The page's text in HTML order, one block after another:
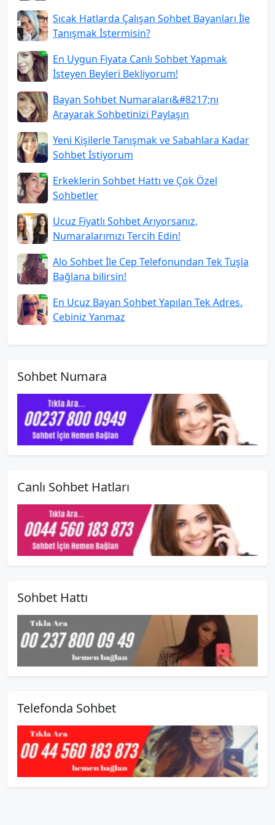
Sıcak Hatlarda Çalışan Sohbet Bayanları İle
Tanışmak İstermisin?
En Uygun Fiyata Canlı Sohbet Yapmak
İsteyen Beyleri Bekliyorum!
Bayan Sohbet Numaraları&#8217;nı
Arayarak Sohbetinizi Paylaşın
Yeni Kişilerle Tanışmak ve Sabahlara Kadar
Sohbet İstiyorum
Erkeklerin Sohbet Hattı ve Çok Özel
Sohbetler
Ucuz Fiyatlı Sohbet Arıyorsanız,
Numaralarımızı Tercih Edin!
Alo Sohbet İle Cep Telefonundan Tek Tuşla
Bağlana bilirsin!
En Ucuz Bayan Sohbet Yapılan Tek Adres.
Cebiniz Yanmaz
Sohbet Numara
Canlı Sohbet Hatları
Sohbet Hattı
Telefonda Sohbet